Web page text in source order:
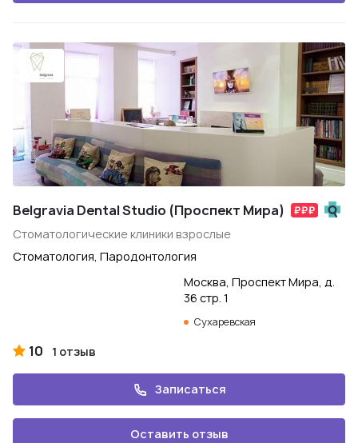
Belgravia Dental Studio (Проспект Мира)
Стоматологические клиники взрослые
Стоматология, Пародонтология
Москва, Проспект Мира, д.
36 стр. 1
Сухаревская
10 1 отзыв
Записаться
Оставить отзыв